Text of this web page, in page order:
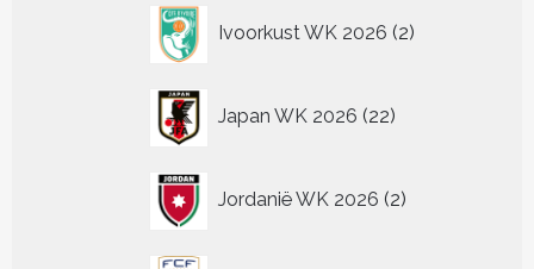
Ivoorkust WK 2026 2
producten
Japan WK 2026 22
producten
Jordanië WK 2026 2
producten